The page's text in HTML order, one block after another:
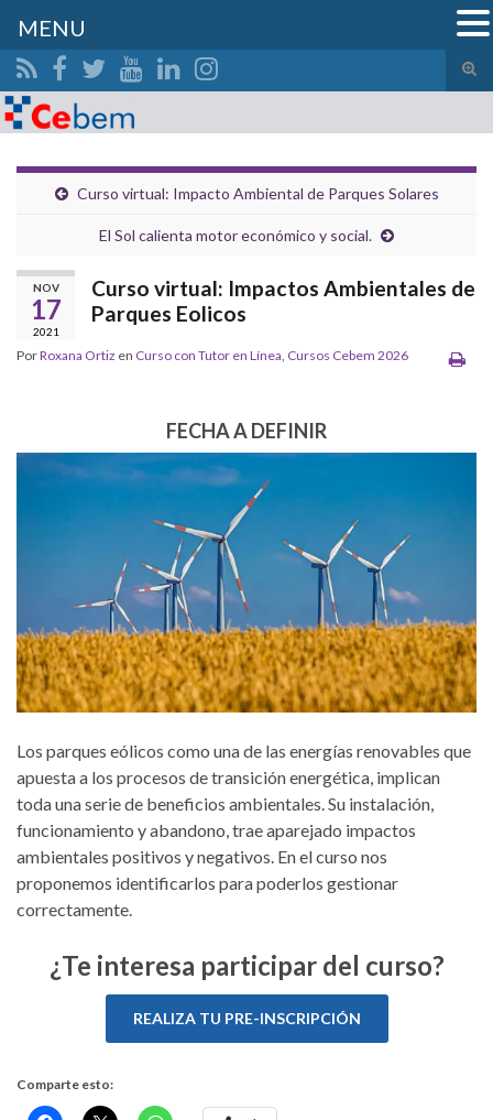
el
Search for:
Curso virtual: Impacto Ambiental de Parques Solares
El Sol calienta motor económico y social.
NOV
17
2021
Curso virtual: Impactos Ambientales de
Parques Eolicos
PorRoxana Ortiz en Curso con Tutor en Línea, Cursos Cebem 2026
FECHA A DEFINIR
Los parques eólicos como una de las energías renovables que
apuesta a los procesos de transición energética, implican
toda una serie de beneficios ambientales. Su instalación,
funcionamiento y abandono, trae aparejado impactos
ambientales positivos y negativos. En el curso nos
proponemos identificarlos para poderlos gestionar
correctamente.
¿Te interesa participar del curso?
REALIZA TU PRE-INSCRIPCIÓN
Comparte esto:
MENU